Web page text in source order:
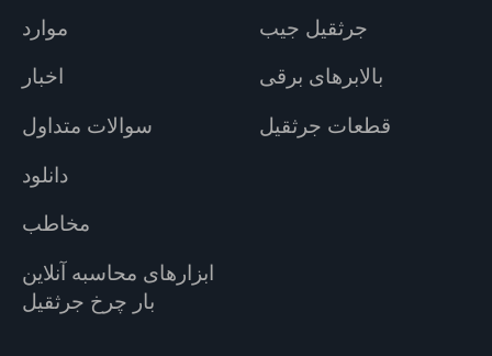
موارد
اخبار
سوالات متداول
دانلود
مخاطب
ابزارهای محاسبه آنلاین
بار چرخ جرثقیل
جرثقیل جیب
بالابرهای برقی
قطعات جرثقیل